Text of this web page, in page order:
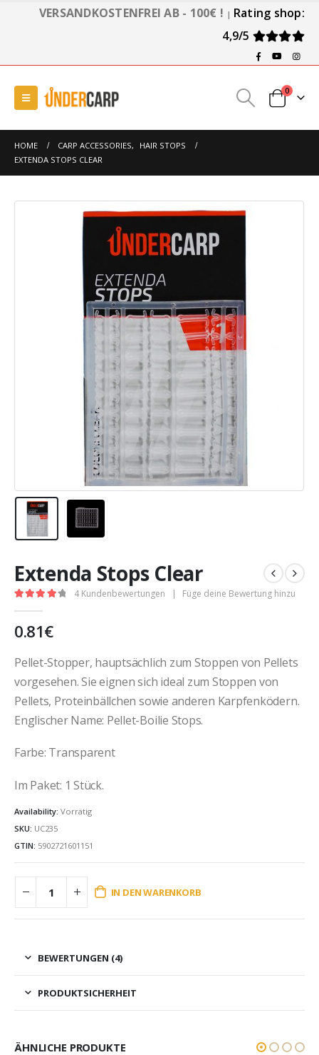
VERSANDKOSTENFREI AB - 100€ ! | Rating shop:
4,9/5
0
HOME CARP ACCESSORIES,
HAIR STOPS
EXTENDA STOPS CLEAR
Extenda Stops Clear
4 Kundenbewertungen | Füge deine Bewertung hinzu
0.81€
Pellet-Stopper, hauptsächlich zum Stoppen von Pellets
vorgesehen. Sie eignen sich ideal zum Stoppen von
Pellets, Proteinbällchen sowie anderen Karpfenködern.
Englischer Name: Pellet-Boilie Stops.
Farbe: Transparent
Im Paket: 1 Stück.
Availability: Vorrätig
SKU: UC235
GTIN: 5902721601151
IN DEN WARENKORB
BEWERTUNGEN (4)
PRODUKTSICHERHEIT
ÄHNLICHE PRODUKTE